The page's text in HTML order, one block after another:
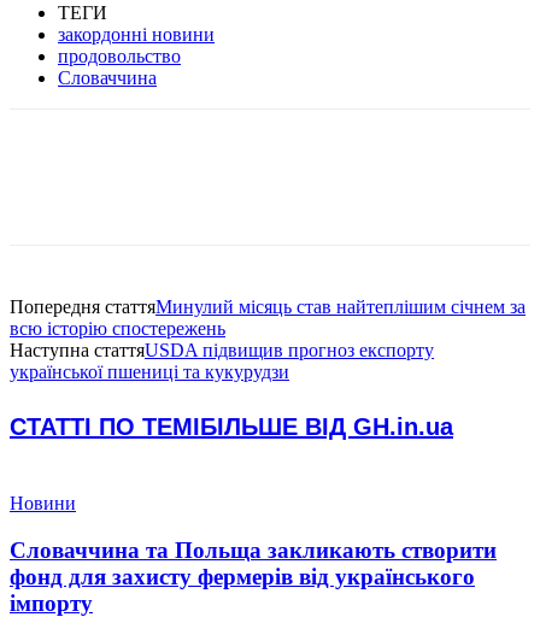
ТЕГИ
закордонні новини
продовольство
Словаччина
Попередня статтяМинулий місяць став найтеплішим січнем за
всю історію спостережень
Наступна статтяUSDA підвищив прогноз експорту
української пшениці та кукурудзи
СТАТТІ ПО ТЕМІБІЛЬШЕ ВІД GH.in.ua
Новини
Словаччина та Польща закликають створити
фонд для захисту фермерів від українського
імпорту